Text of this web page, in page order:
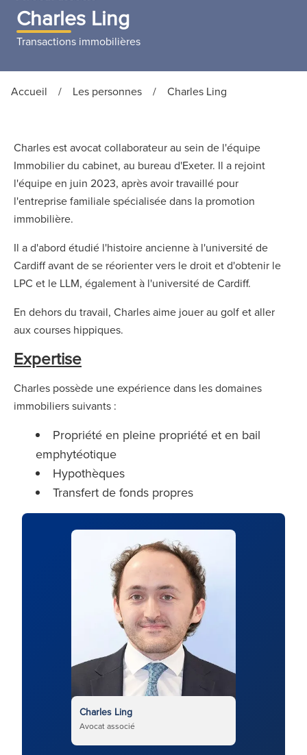
Charles Ling
Transactions immobilières
Accueil / Les personnes / Charles Ling
Charles est avocat collaborateur au sein de l'équipe
Immobilier du cabinet, au bureau d'Exeter. Il a rejoint
l'équipe en juin 2023, après avoir travaillé pour
l'entreprise familiale spécialisée dans la promotion
immobilière.
Il a d'abord étudié l'histoire ancienne à l'université de
Cardiff avant de se réorienter vers le droit et d'obtenir le
LPC et le LLM, également à l'université de Cardiff.
En dehors du travail, Charles aime jouer au golf et aller
aux courses hippiques.
Expertise
Charles possède une expérience dans les domaines
immobiliers suivants :
Propriété en pleine propriété et en bail
emphytéotique
Hypothèques
Transfert de fonds propres
Charles Ling
Avocat associé